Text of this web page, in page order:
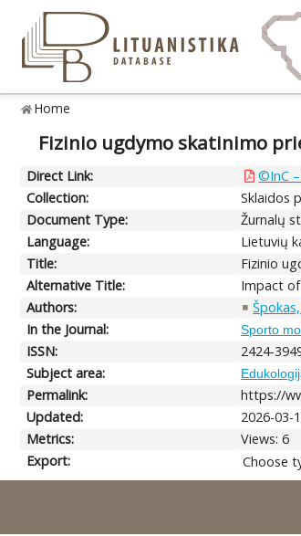
Home
Fizinio ugdymo skatinimo
Direct Link:
©InC
Collection:
Sklaidos
Document Type:
Žurnalų
Language:
Lietuvių
Title:
Fizinio
Alternative Title:
Impact
Authors:
In the Journal:
Sporto
ISSN:
2424-
Subject area:
Permalink:
https://
Updated:
2026-03-
Metrics:
Views: 6
Export:
Choose